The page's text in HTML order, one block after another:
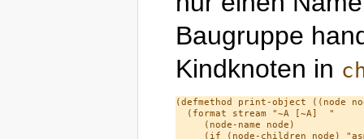
Baugruppe
Kindknoten in
(defmethod print-object ((node
  (format stream "~A [~A]  "
     (node-name node)